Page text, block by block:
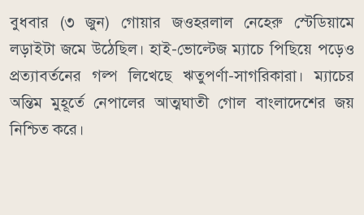
বুধবার (৩ জুন) গোয়ার জওহরলাল নেহেরু স্টেডিয়ামে
লড়াইটা জমে উঠেছিল। হাই-ভোল্টেজ ম্যাচে পিছিয়ে পড়েও
প্রত্যাবর্তনের গল্প লিখেছে ঋতুপর্ণা-সাগরিকারা। ম্যাচের
অন্তিম মুহূর্তে নেপালের আত্মঘাতী গোল বাংলাদেশের জয়
নিশ্চিত করে।